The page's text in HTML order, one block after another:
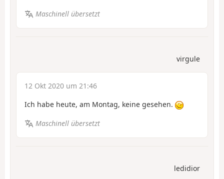
Maschinell übersetzt
virgule
12 Okt 2020 um 21:46
Ich habe heute, am Montag, keine gesehen.
Maschinell übersetzt
ledidior